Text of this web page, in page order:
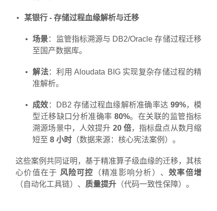
某银行 - 存储过程血缘解析与迁移
场景：监管指标溯源与 DB2/Oracle 存储过程迁移
至国产数据库。
解法：利用 Aloudata BIG 实现复杂存储过程的精
准解析。
成效 ：DB2 存储过程血缘解析准确率达 99%，模
型迁移缺口分析准确率80%。在关联的监管指标
溯源场景中，人效提升 20 倍，指标盘点从数月缩
短至8 小时 （数据来源：核心宪法案例）。
这些案例共同证明，基于精准算子级血缘的迁移，其核
心价值在于 风险可控 （精准影响分析）、效率倍增
（自动化工具链）、 质量提升 （代码一致性保障）。